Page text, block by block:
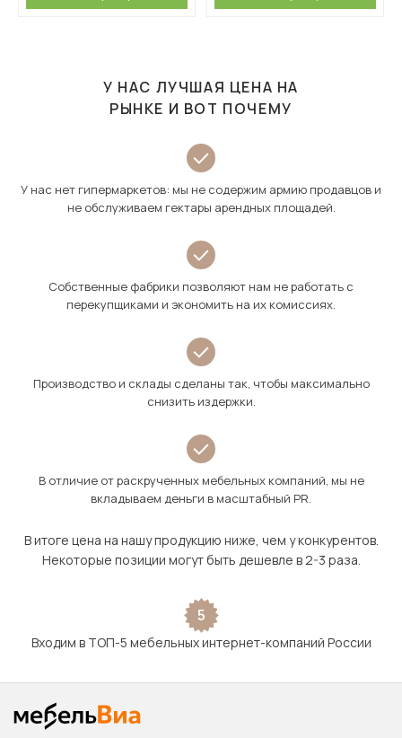
У НАС ЛУЧШАЯ ЦЕНА НА
РЫНКЕ И ВОТ ПОЧЕМУ
У нас нет гипермаркетов: мы не содержим армию продавцов и
не обслуживаем гектары арендных площадей.
Собственные фабрики позволяют нам не работать с
перекупщиками и экономить на их комиссиях.
Производство и склады сделаны так, чтобы максимально
снизить издержки.
В отличие от раскрученных мебельных компаний, мы не
вкладываем деньги в масштабный PR.
В итоге цена на нашу продукцию ниже, чем у конкурентов.
Некоторые позиции могут быть дешевле в 2-3 раза.
5
Входим в ТОП-5 мебельных интернет-компаний России